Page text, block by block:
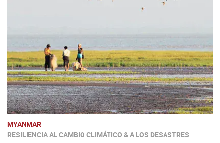
MYANMAR
RESILIENCIA AL CAMBIO CLIMÁTICO & A LOS DESASTRES